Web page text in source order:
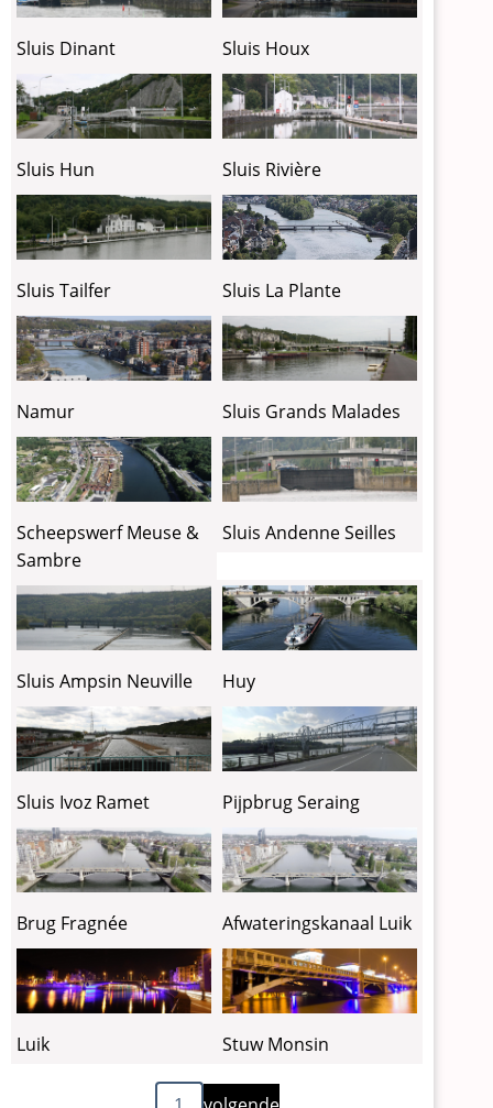
Sluis Dinant Sluis Houx
Sluis Hun Sluis Rivière
Sluis Tailfer Sluis La Plante
Namur Sluis Grands Malades
Scheepswerf Meuse &
Sambre
Sluis Andenne Seilles
Sluis Ampsin Neuville Huy
Sluis Ivoz Ramet Pijpbrug Seraing
Brug Fragnée Afwateringskanaal Luik
Luik Stuw Monsin
Volgende